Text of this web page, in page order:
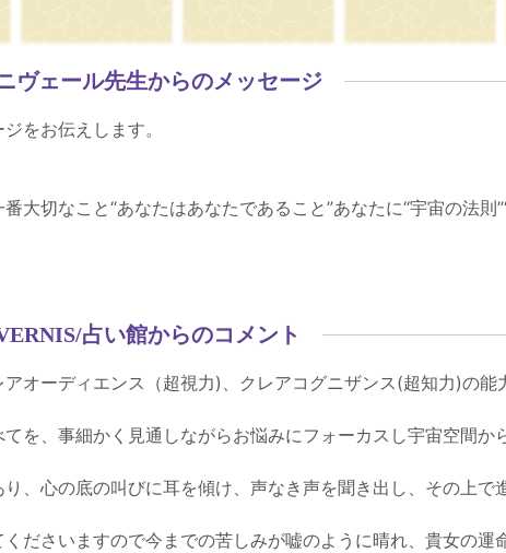
ヴェール先生からのメッセージ
をお伝えします。
切なこと“あなたはあなたであること”あなたに“宇宙の法則
占い館からのコメント
オーディエンス（超視力)、クレアコグニザンス(超知力)の能
を、事細かく見通しながらお悩みにフォーカスし宇宙空間か
、心の底の叫びに耳を傾け、声なき声を聞き出し、その上で
ださいますので今までの苦しみが嘘のように晴れ、貴女の運